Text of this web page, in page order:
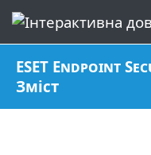
ESET Endpoint
Зміст